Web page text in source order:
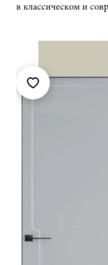
в классическом и